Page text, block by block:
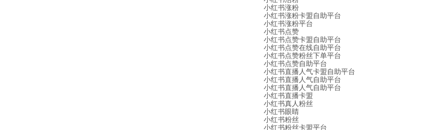
小红书涨粉
小红书涨粉卡盟自助平台
小红书涨粉平台
小红书点赞
小红书点赞卡盟自助平台
小红书点赞在线自助平台
小红书点赞粉丝下单平台
小红书点赞自助平台
小红书直播人气卡盟自助平台
小红书直播人气自助平台
小红书直播人气自助平台
小红书直播卡盟
小红书真人粉丝
小红书眼睛
小红书粉丝
小红书粉丝卡盟平台